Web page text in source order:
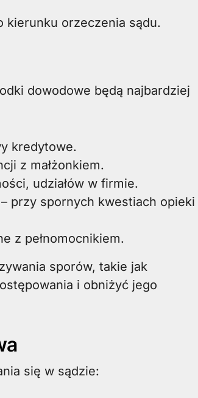
kierunku orzeczenia sądu.
dowodowe będą najbardziej
kredytowe.
z małżonkiem.
udziałów w firmie.
przy spornych kwestiach opieki
z pełnomocnikiem.
sporów, takie jak
i obniżyć jego
się w sądzie: